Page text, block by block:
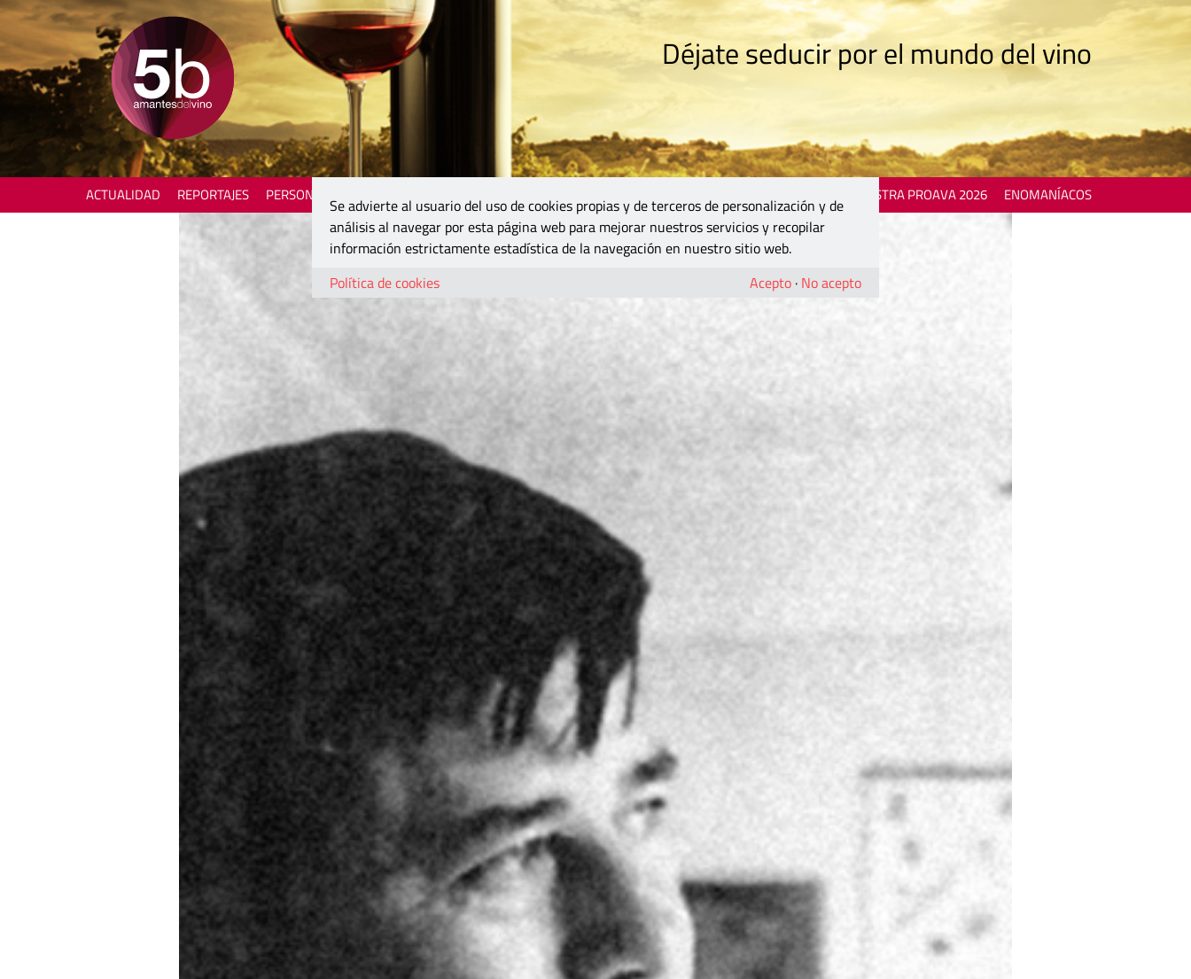
Déjate seducir por el mundo del vino
ACTUALIDAD REPORTAJES PERSONAJES MOSTRA PROAVA 2026 ENOMANÍACOS
Se advierte al usuario del uso de cookies propias y de terceros de personalización y de
análisis al navegar por esta página web para mejorar nuestros servicios y recopilar
información estrictamente estadística de la navegación en nuestro sitio web.
Política de cookies
Acepto · No acepto